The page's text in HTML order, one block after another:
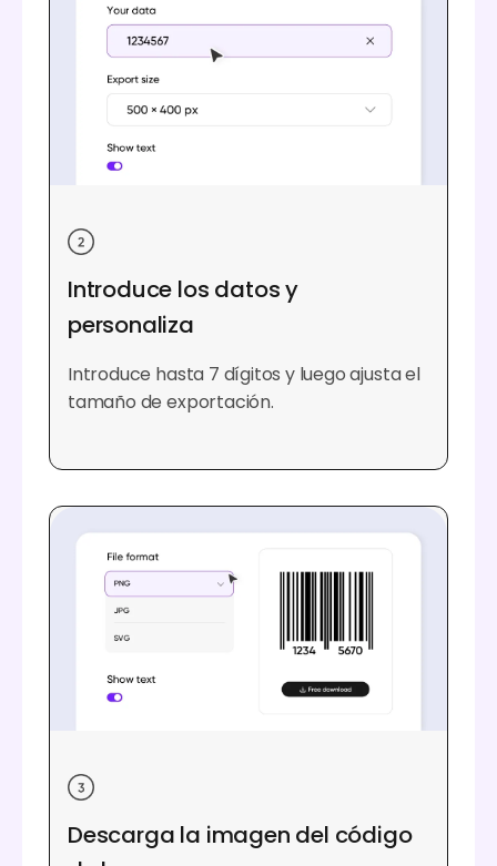
Introduce los datos y
personaliza
Introduce hasta 7 dígitos y luego ajusta el
tamaño de exportación.
Descarga la imagen del código